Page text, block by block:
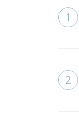
1
2